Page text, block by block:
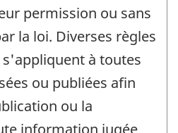
permission ou sans
la loi. Diverses règles
à toutes
ou publiées afin
ou la
information jugée